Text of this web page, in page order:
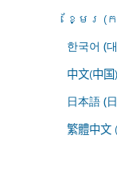
ខ្មែរ (
한국어 (
中文(中国)
日本語 (
繁體中文